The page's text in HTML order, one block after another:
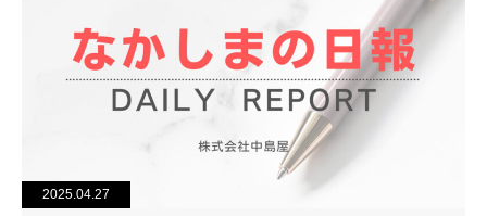
2025.04.27